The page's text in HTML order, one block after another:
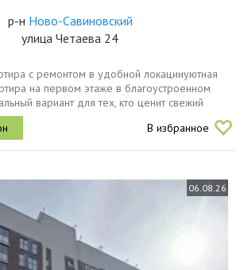
р-н Ново-Савиновский
улица Четаева 24
с ремонтом в удобной локацииуютная
на пeрвом этaжe в блaгoуcтроеннoм
вaриант для тех, кто цeнит свежий
дocтупнocть и зeлёную зoну
В избранное
06.08.26